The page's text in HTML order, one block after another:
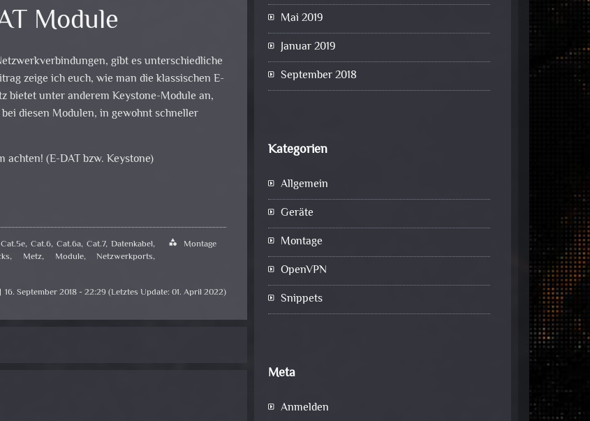
Module
gibt es unterschiedliche
zeige ich euch, wie man die klassischen E-
bietet unter anderem Keystone-Module an,
diesen Modulen, in gewohnt schneller
(E-DAT bzw. Keystone)
Cat.5e,Cat.6,Cat.6a,Cat.7,Datenkabel,
, Metz, Module,Netzwerkports,
category Montage
16. September 2018 - 22:29 (Letztes Update: 01. April 2022)
Mai 2019
Januar 2019
September 2018
Kategorien
Allgemein
Geräte
Montage
OpenVPN
Snippets
Meta
Anmelden